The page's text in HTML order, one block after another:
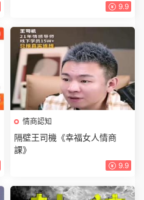
9.9
情商認知
隔壁王司機《幸福女人情商
課》
9.9